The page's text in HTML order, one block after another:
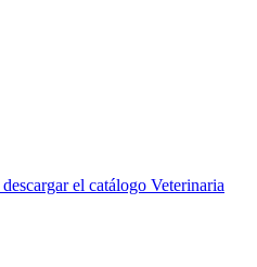
descargar el catálogo Veterinaria